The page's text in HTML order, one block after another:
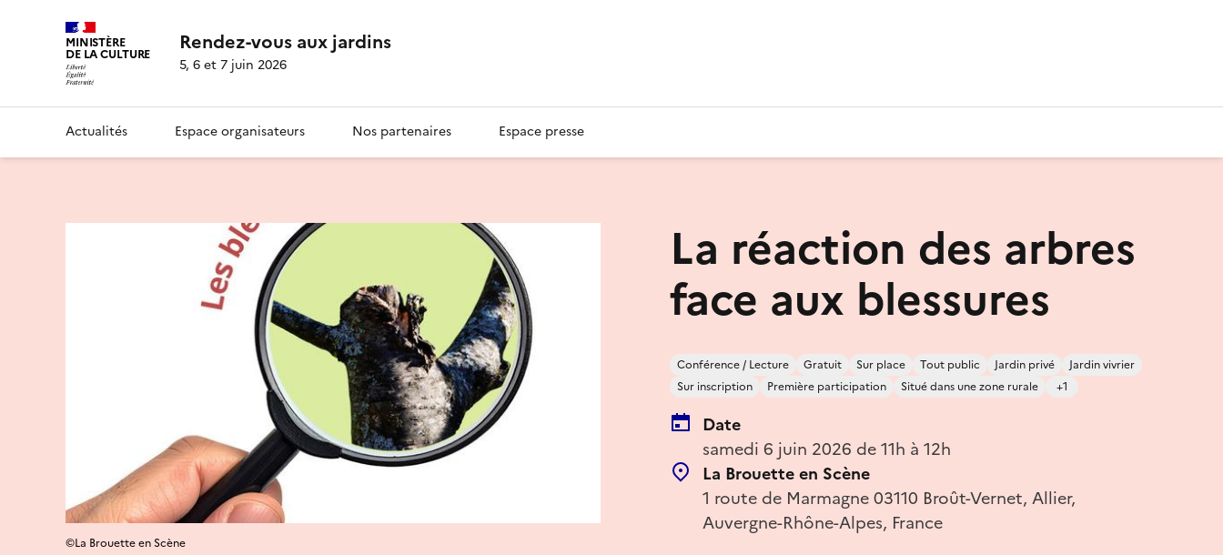
MINISTÈRE
DE LA CULTURE Rendez-vous aux jardins
5, 6 et 7 juin 2026
Actualités Espace organisateurs Nos partenaires Espace presse
La réaction des arbres
face aux blessures
Conférence / Lecture Gratuit Sur place Tout public Jardin privé
Jardin vivrier
Sur inscription
Première participation Situé dans une zone rurale +1
Date
samedi 6 juin 2026 de 11h à 12h
La Brouette en Scène
1 route de Marmagne 03110 Broût-Vernet, Allier,
Auvergne-Rhône-Alpes, France
©La Brouette en Scène